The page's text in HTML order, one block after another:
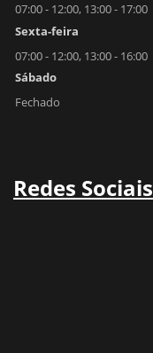
07:00 - 12:00, 13:00 - 17:00
Sexta-feira
07:00 - 12:00, 13:00 - 16:00
Sábado
Fechado
Redes Sociais